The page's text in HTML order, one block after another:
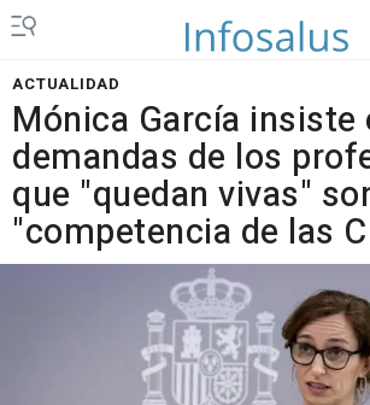
ACTUALIDAD
Mónica García insiste
demandas de los
que "quedan vivas"
"competencia de las